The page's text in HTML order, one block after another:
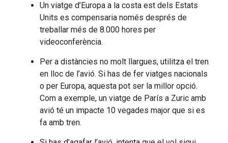
Un viatge d’Europa a la costa est dels Estats
Units es compensaria només després de
treballar més de 8.000 hores per
videoconferència.
Per a distàncies no molt llargues, utilitza el tren
en lloc de l’avió. Si has de fer viatges nacionals
o per Europa, aquesta pot ser la millor opció.
Com a exemple, un viatge de París a Zuric amb
avió té un impacte 10 vegades major que si es
fa amb tren.